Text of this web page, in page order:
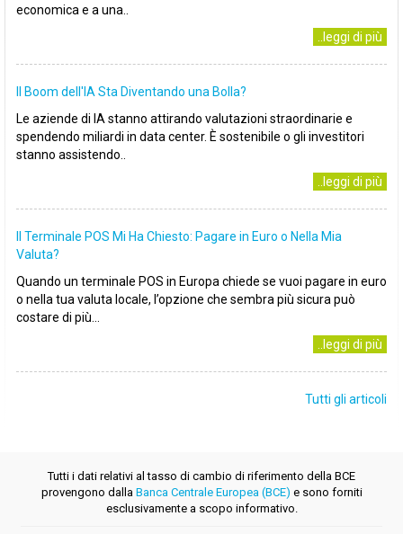
economica e a una..
..leggi di più
Il Boom dell'IA Sta Diventando una Bolla?
Le aziende di IA stanno attirando valutazioni straordinarie e
spendendo miliardi in data center. È sostenibile o gli investitori
stanno assistendo..
..leggi di più
Il Terminale POS Mi Ha Chiesto: Pagare in Euro o Nella Mia
Valuta?
Quando un terminale POS in Europa chiede se vuoi pagare in euro
o nella tua valuta locale, l’opzione che sembra più sicura può
costare di più...
..leggi di più
Tutti gli articoli
Tutti i dati relativi al tasso di cambio di riferimento della BCE
provengono dalla Banca Centrale Europea (BCE) e sono forniti
esclusivamente a scopo informativo.